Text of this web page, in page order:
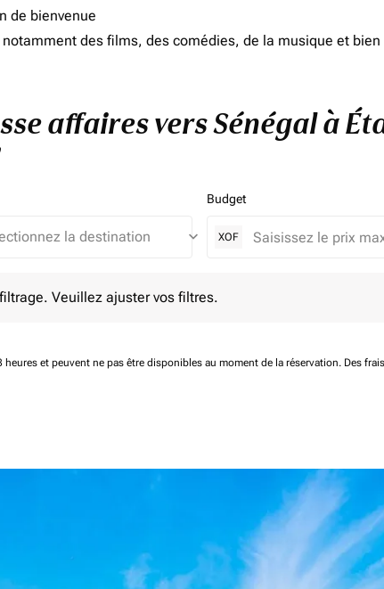
de bienvenue
des films, des comédies, de la musique et bien
affaires vers Sénégal à
keyboard_arrow_down
Budget
XOF
Veuillez ajuster vos filtres.
et peuvent ne pas être disponibles au moment de la réservation. Des